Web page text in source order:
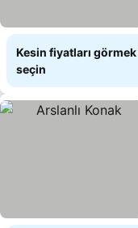
Kesin fiyatları
seçin